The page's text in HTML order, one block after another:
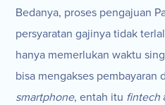
Bedanya, proses pengajuan
persyaratan gajinya tidak
hanya memerlukan waktu
bisa mengakses pembayaran
smartphone, entah itu fintech